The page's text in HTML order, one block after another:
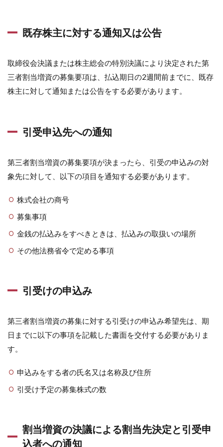
既存株主に対する通知又は公告
取締役会決議または株主総会の特別決議により決定された第
三者割当増資の募集要項は、払込期日の2週間前までに、既存
株主に対して通知または公告をする必要があります。
引受申込先への通知
第三者割当増資の募集要項が決まったら、引受の申込みの対
象先に対して、以下の項目を通知する必要があります。
株式会社の商号
募集事項
金銭の払込みをすべきときは、払込みの取扱いの場所
その他法務省令で定める事項
引受けの申込み
第三者割当増資の募集に対する引受けの申込み希望先は、期
日までに以下の事項を記載した書面を交付する必要がありま
す。
申込みをする者の氏名又は名称及び住所
引受け予定の募集株式の数
割当増資の決議による割当先決定と引受申
込者への通知